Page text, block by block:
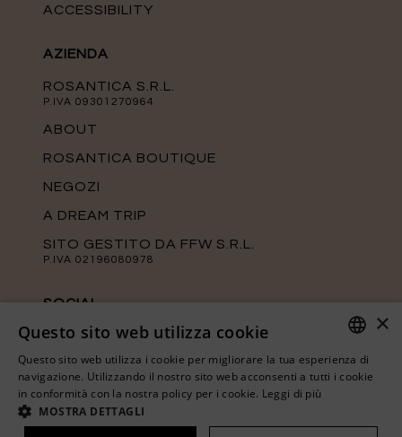
ACCESSIBILITY
AZIENDA
ROSANTICA S.R.L.
P.IVA 09301270964
ABOUT
ROSANTICA BOUTIQUE
NEGOZI
A DREAM TRIP
SITO GESTITO DA FFW S.R.L.
P.IVA 02196080978
SOCIAL
Tieniti aggiornato sulle ultime novità di
ufficiali.
ITALIAN
×
Questo sito web utilizza cookie
Questo sito web utilizza i cookie per migliorare la tua esperienza di
navigazione. Utilizzando il nostro sito web acconsenti a tutti i cookie
in conformità con la nostra policy per i cookie. Leggi di più
MOSTRA DETTAGLI